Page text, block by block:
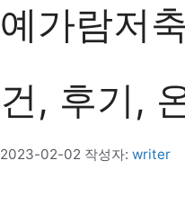
예가람저
건, 후기,
2023-02-02 작성자: writer